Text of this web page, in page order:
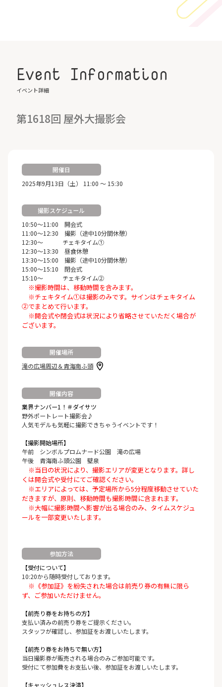
Event Information
イベント詳細
第1618回 屋外大撮影会
開催日
2025年9月13日（土） 11:00 ～ 15:30
撮影スケジュール
10:50～11:00 開会式
11:00～12:30 撮影（途中10分間休憩）
12:30～ チェキタイム①
12:30～13:30 昼食休憩
13:30～15:00 撮影（途中10分間休憩）
15:00～15:10 閉会式
15:10～ チェキタイム②
※撮影時間は、移動時間を含みます。
※チェキタイム①は撮影のみです。サインはチェキタイム
②でまとめて行います。
※開会式や閉会式は状況により省略させていただく場合が
ございます。
開催場所
滝の広場周辺＆青海南ふ頭
開催内容
業界ナンバー1！＃ダイサツ
野外ポートレート撮影会♪
人気モデルも気軽に撮影できちゃうイベントです！
【撮影開始場所】
午前 シンボルプロムナード公園 滝の広場
午後 青海南ふ頭公園 壁泉
※当日の状況により、撮影エリアが変更となります。詳し
くは開会式や受付にてご確認ください。
※エリアによっては、予定場所から5分程度移動させていた
だきますが、原則、移動時間も撮影時間に含まれます。
※大幅に撮影時間へ影響が出る場合のみ、タイムスケジュ
ールを一部変更いたします。
参加方法
【受付について】
10:20から随時受付しております。
※《参加証》を紛失された場合は前売り券の有無に限ら
ず、ご参加いただけません。
【前売り券をお持ちの方】
支払い済みの前売り券をご提示ください。
スタッフが確認し、参加証をお渡しいたします。
【前売り券をお持ちで無い方】
当日撮影券が販売される場合のみご参加可能です。
受付にて参加費をお支払い後、参加証をお渡しいたします。
【キャッシュレス決済】